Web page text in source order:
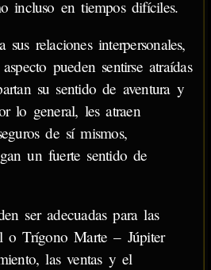
incluso en tiempos difíciles.
relaciones interpersonales,
pueden sentirse atraídas
su sentido de aventura y
lo general, les atraen
de sí mismos,
un fuerte sentido de
ser adecuadas para las
o Trígono Marte – Júpiter
las ventas y el